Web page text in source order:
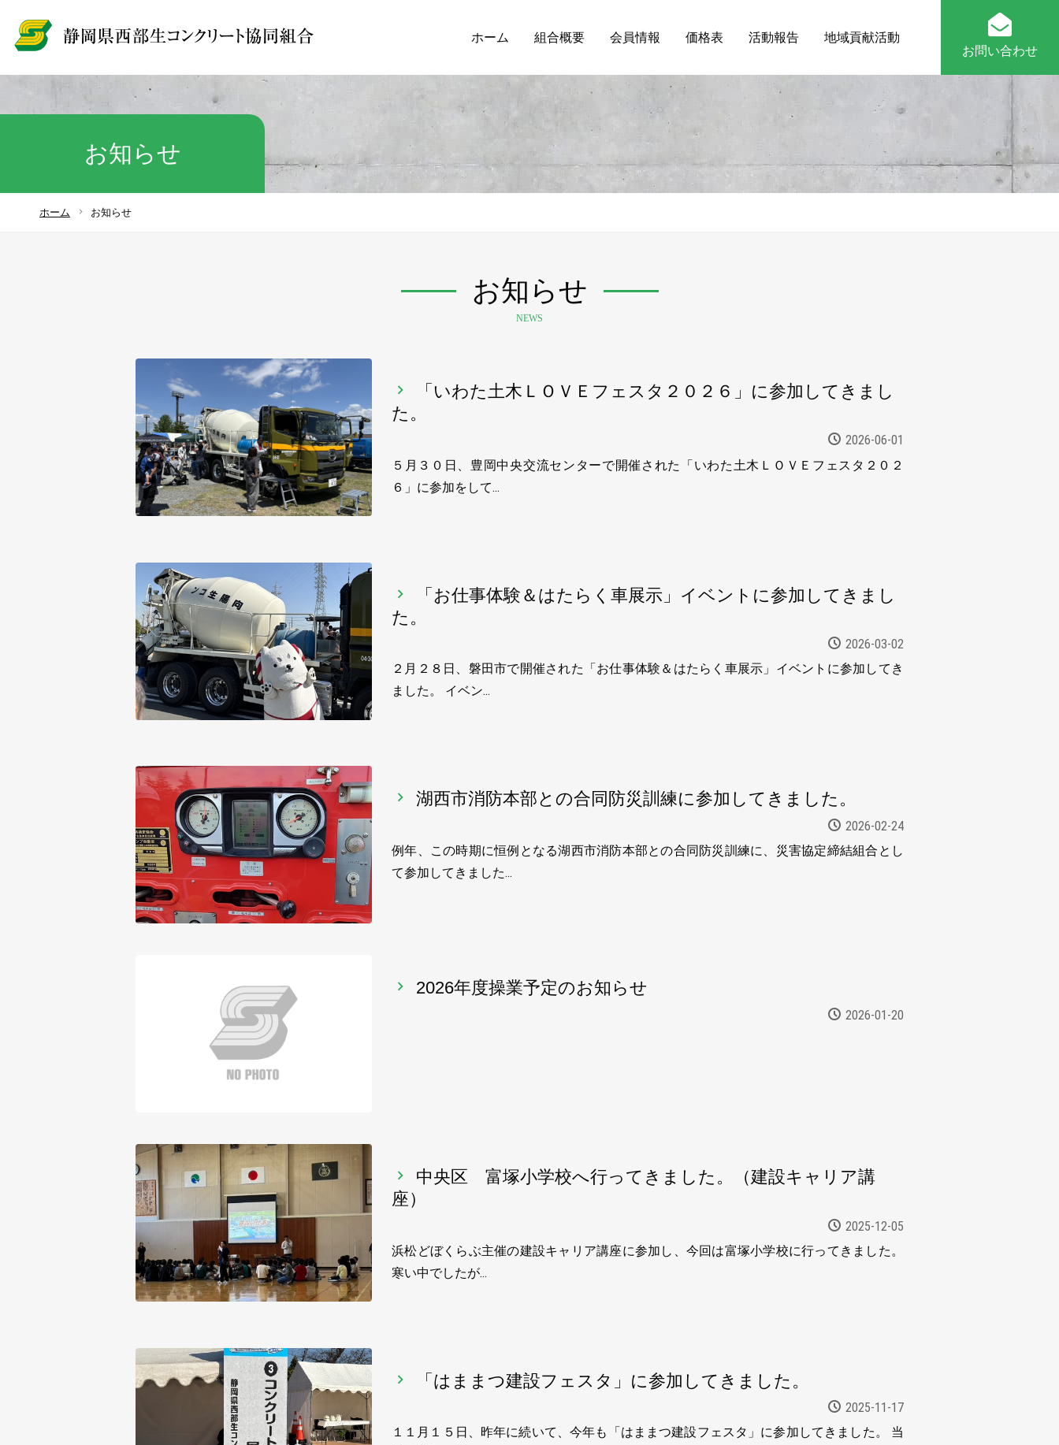
ホーム 組合概要 会員情報 価格表 活動報告
地域貢献活動
お問い合わせ
お知らせ
ホーム お知らせ
お知らせ
「いわた土木ＬＯＶＥフェスタ２０２６」に参加してきまし
た。
2026-06-01
５月３０日、豊岡中央交流センターで開催された「いわた土木ＬＯＶＥフェスタ２０２
６」に参加をして…
「お仕事体験＆はたらく車展示」イベントに参加してきまし
た。
2026-03-02
２月２８日、磐田市で開催された「お仕事体験＆はたらく車展示」イベントに参加してき
ました。 イベン…
湖西市消防本部との合同防災訓練に参加してきました。
2026-02-24
例年、この時期に恒例となる湖西市消防本部との合同防災訓練に、災害協定締結組合とし
て参加してきました…
2026年度操業予定のお知らせ
2026-01-20
中央区 富塚小学校へ行ってきました。（建設キャリア講
座）
2025-12-05
浜松どぼくらぶ主催の建設キャリア講座に参加し、今回は富塚小学校に行ってきました。
寒い中でしたが…
「はままつ建設フェスタ」に参加してきました。
2025-11-17
１１月１５日、昨年に続いて、今年も「はままつ建設フェスタ」に参加してきました。 当